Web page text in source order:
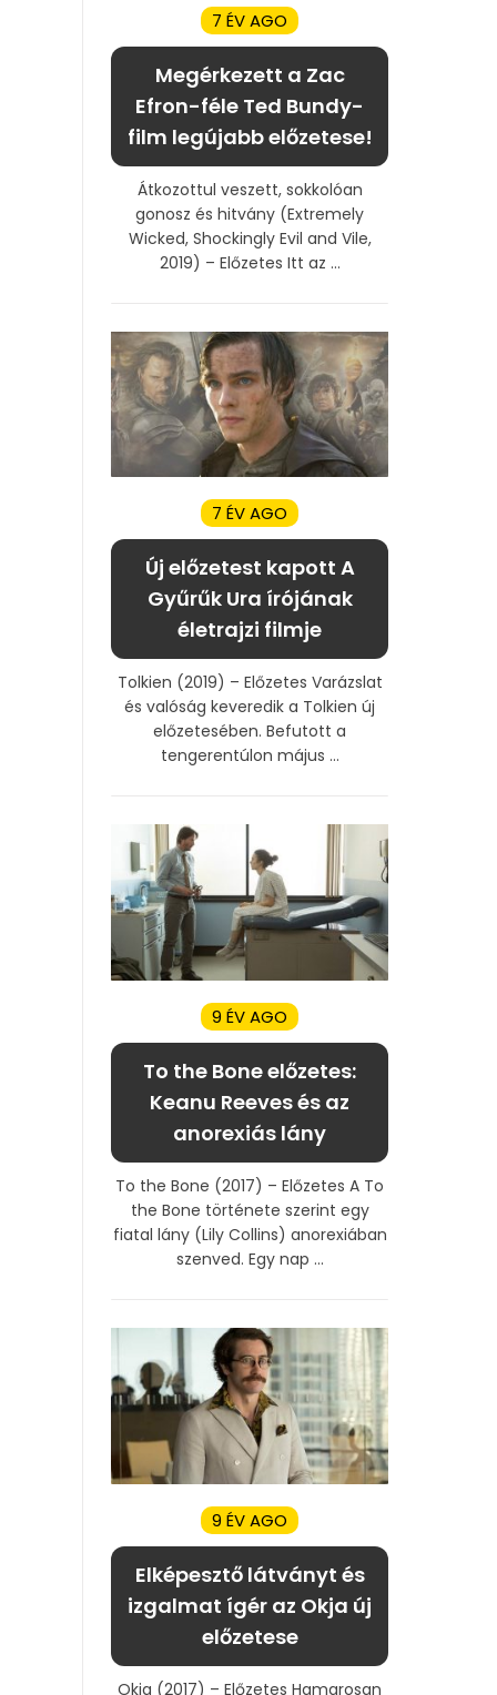
7 ÉV AGO
Megérkezett a Zac
Efron-féle Ted Bundy-
film legújabb előzetese!
Átkozottul veszett, sokkolóan
gonosz és hitvány (Extremely
Wicked, Shockingly Evil and Vile,
2019) – Előzetes Itt az ...
7 ÉV AGO
Új előzetest kapott A
Gyűrűk Ura írójának
életrajzi filmje
Tolkien (2019) – Előzetes Varázslat
és valóság keveredik a Tolkien új
előzetesében. Befutott a
tengerentúlon május ...
9 ÉV AGO
To the Bone előzetes:
Keanu Reeves és az
anorexiás lány
To the Bone (2017) – Előzetes A To
the Bone története szerint egy
fiatal lány (Lily Collins) anorexiában
szenved. Egy nap ...
9 ÉV AGO
Elképesztő látványt és
izgalmat ígér az Okja új
előzetese
Okja (2017) – Előzetes Hamarosan